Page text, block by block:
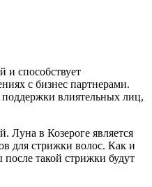
и способствует
с бизнес партнерами.
влиятельных лиц,
Луна в Козероге является
для стрижки волос. Как и
такой стрижки будут